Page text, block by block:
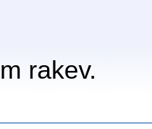
rakev.